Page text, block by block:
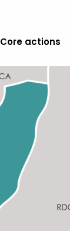
Core actions